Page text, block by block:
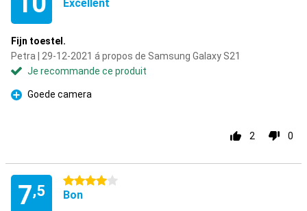
Excellent
Fijn toestel.
Petra | 29-12-2021 á propos de Samsung Galaxy S21
Je recommande ce produit
Pour
Goede camera
2 0
7,5
4 étoiles
Bon